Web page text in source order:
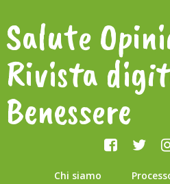
Salute
Rivista
Benessere
Chi siamo